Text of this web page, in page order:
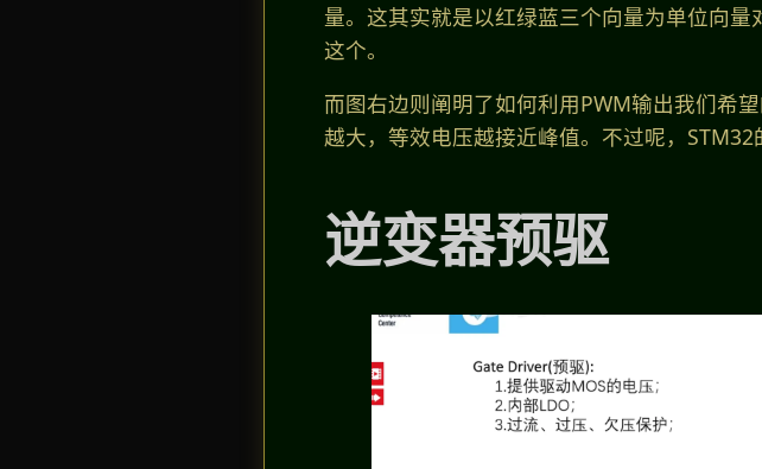
量。这其实就是以红绿蓝三个向量为单位向
这个。
而图右边则阐明了如何利用PWM输出我们希
越大，等效电压越接近峰值。不过呢，STM32
逆变器预驱